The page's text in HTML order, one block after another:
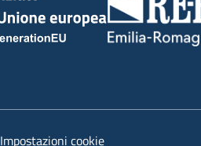
Impostazioni cookie